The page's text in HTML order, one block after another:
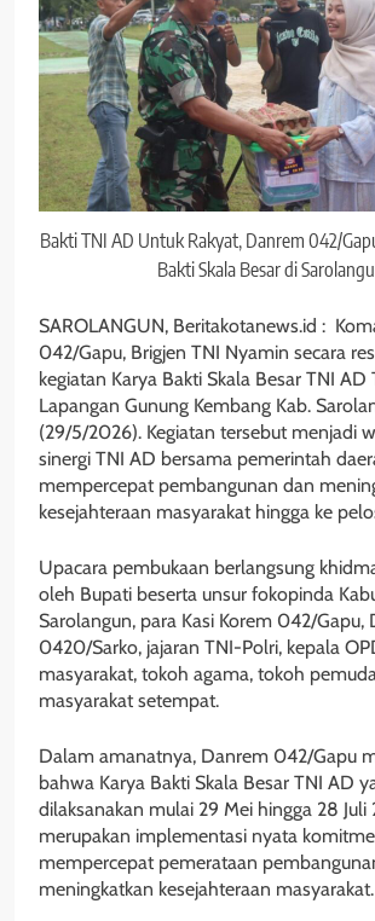
Bakti TNI AD Untuk Rakyat, Danrem 042/
Bakti Skala Besar di
SAROLANGUN, Beritakotanews.id :
042/Gapu, Brigjen TNI Nyamin secara
kegiatan Karya Bakti Skala Besar TNI
Lapangan Gunung Kembang Kab.
(29/5/2026). Kegiatan tersebut menjadi
sinergi TNI AD bersama pemerintah
mempercepat pembangunan dan
kesejahteraan masyarakat hingga ke
Upacara pembukaan berlangsung
oleh Bupati beserta unsur fokopinda
Sarolangun, para Kasi Korem 042/Gapu,
0420/Sarko, jajaran TNI-Polri, kepala
masyarakat, tokoh agama, tokoh
masyarakat setempat.
Dalam amanatnya, Danrem 042/Gapu
bahwa Karya Bakti Skala Besar TNI AD
dilaksanakan mulai 29 Mei hingga 28 Juli
merupakan implementasi nyata
mempercepat pemerataan
meningkatkan kesejahteraan masyarakat.